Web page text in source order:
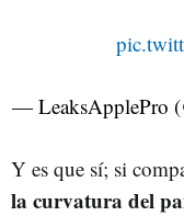
— LeaksApplePro
Y es que sí; si
la curvatura del